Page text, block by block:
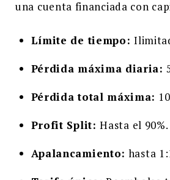
una cuenta financiada con
Límite de tiempo:
Pérdida máxima diaria:
Pérdida total máxima:
Profit Split:Hasta el 90%.
Apalancamiento: hasta